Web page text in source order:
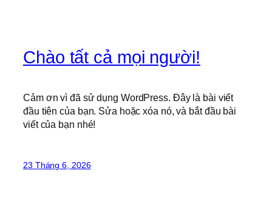
Chào tất cả mọi người!
Cảm ơn vì đã sử dụng WordPress. Đây là bài viết
đầu tiên của bạn. Sửa hoặc xóa nó, và bắt đầu bài
viết của bạn nhé!
23 Tháng 6, 2026